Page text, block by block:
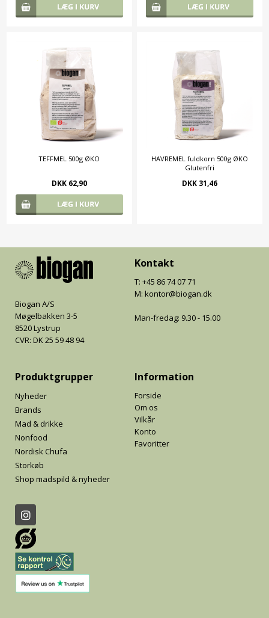
TEFFMEL 500g ØKO
DKK 62,90
HAVREMEL fuldkorn 500g ØKO
Glutenfri
DKK 31,46
Biogan A/S
Møgelbakken 3-5
8520 Lystrup
CVR: DK 25 59 48 94
Kontakt
T: +45 86 74 07 71
M: kontor@biogan.dk
Man-fredag: 9.30 - 15.00
Produktgrupper
Nyheder
Brands
Mad & drikke
Nonfood
Nordisk Chufa
Storkøb
Shop madspild & nyheder
Information
Forside
Om os
Vilkår
Konto
Favoritter